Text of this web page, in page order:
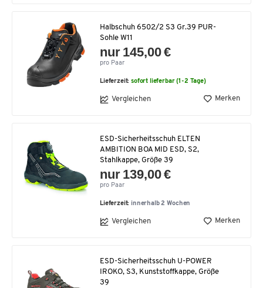
Halbschuh 6502/2 S3 Gr.39 PUR-
Sohle W11
nur 145,00 €
pro Paar
Lieferzeit:sofort lieferbar (1-2 Tage)
Vergleichen Merken
ESD-Sicherheitsschuh ELTEN
AMBITION BOA MID ESD, S2,
Stahlkappe, Größe 39
nur 139,00 €
pro Paar
Lieferzeit: innerhalb 2 Wochen
Vergleichen Merken
ESD-Sicherheitsschuh U-POWER
IROKO, S3, Kunststoffkappe, Größe
39